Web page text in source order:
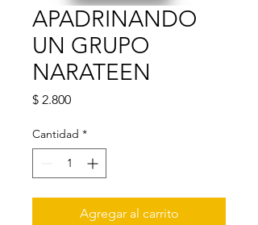
APADRINANDO
UN GRUPO
NARATEEN
$ 2.800Precio
Cantidad *
Agregar al carrito